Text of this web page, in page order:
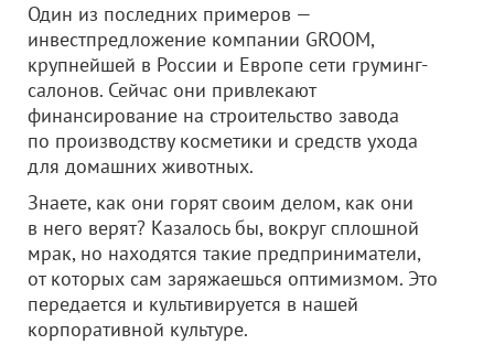
Один из последних примеров —
инвестпредложение компании GROOM,
крупнейшей в России и Европе сети груминг-
салонов. Сейчас они привлекают
финансирование на строительство завода
по производству косметики и средств ухода
для домашних животных.
Знаете, как они горят своим делом, как они
в него верят? Казалось бы, вокруг сплошной
мрак, но находятся такие предприниматели,
от которых сам заряжаешься оптимизмом. Это
передается и культивируется в нашей
корпоративной культуре.